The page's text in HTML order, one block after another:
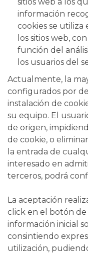
sitios web a los
información
cookies se utiliza
los sitios web,
función del
los usuarios del
Actualmente, la
configurados por
instalación de
su equipo. El
de origen,
de cookie, o
la entrada de
interesado en
terceros, podrá
La aceptación
click en el botón de
información inicial
consintiendo
utilización,